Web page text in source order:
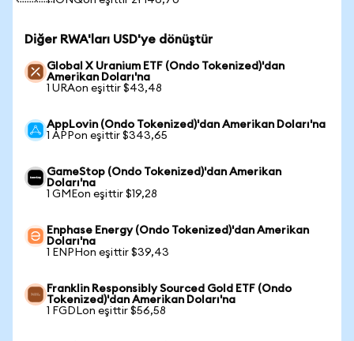
Diğer RWA'ları USD'ye dönüştür
Global X Uranium ETF (Ondo Tokenized)'dan
Amerikan Doları'na
1 URAon eşittir $43,48
AppLovin (Ondo Tokenized)'dan Amerikan Doları'na
1 APPon eşittir $343,65
GameStop (Ondo Tokenized)'dan Amerikan
Doları'na
1 GMEon eşittir $19,28
Enphase Energy (Ondo Tokenized)'dan Amerikan
Doları'na
1 ENPHon eşittir $39,43
Franklin Responsibly Sourced Gold ETF (Ondo
Tokenized)'dan Amerikan Doları'na
1 FGDLon eşittir $56,58